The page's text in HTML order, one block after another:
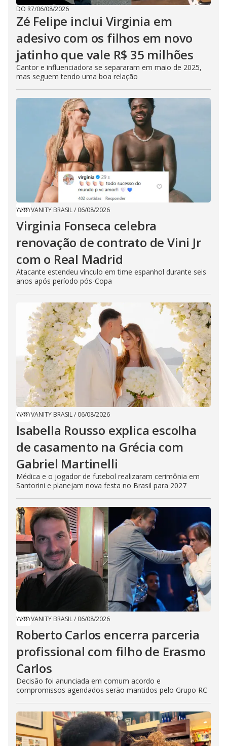
DO R7/06/08/2026
Zé Felipe inclui Virginia em
adesivo com os filhos em novo
jatinho que vale R$ 35 milhões
Cantor e influenciadora se separaram em maio de 2025,
mas seguem tendo uma boa relação
VANITY BRASIL/ 06/08/2026
Virginia Fonseca celebra
renovação de contrato de Vini Jr
com o Real Madrid
Atacante estendeu vínculo em time espanhol durante seis
anos após período pós-Copa
VANITY BRASIL/ 06/08/2026
Isabella Rousso explica escolha
de casamento na Grécia com
Gabriel Martinelli
Médica e o jogador de futebol realizaram cerimônia em
Santorini e planejam nova festa no Brasil para 2027
VANITY BRASIL/ 06/08/2026
Roberto Carlos encerra parceria
profissional com filho de Erasmo
Carlos
Decisão foi anunciada em comum acordo e
compromissos agendados serão mantidos pelo Grupo RC